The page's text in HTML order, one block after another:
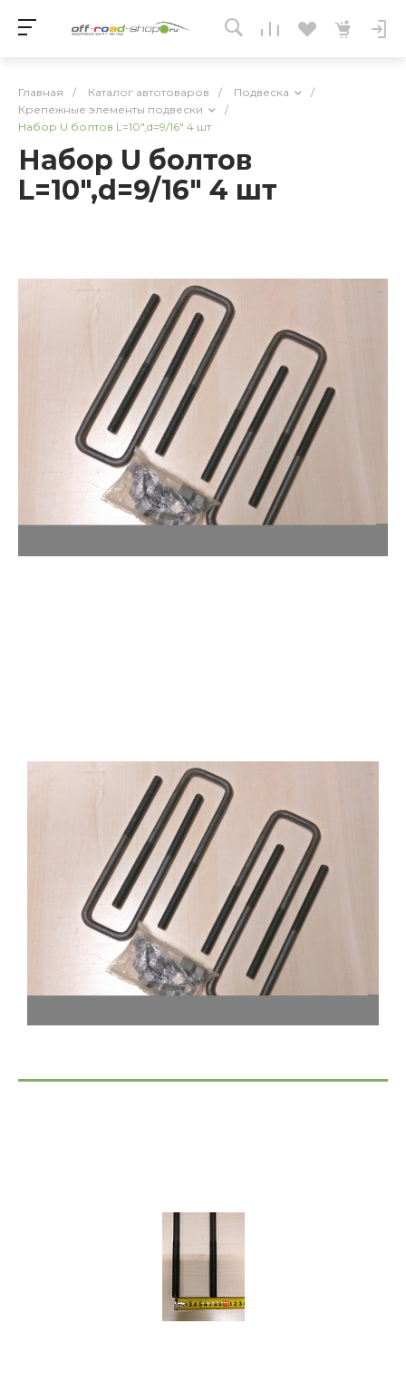
Главная / Каталог автотоваров / Подвеска
/
Крепежные элементы подвески
/
Набор U болтов L=10",d=9/16" 4 шт
Набор U болтов
L=10",d=9/16" 4 шт